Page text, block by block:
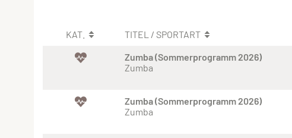
KAT. TITEL / SPORTART
Zumba (Sommerprogramm 2026)
Zumba
Zumba (Sommerprogramm 2026)
Zumba